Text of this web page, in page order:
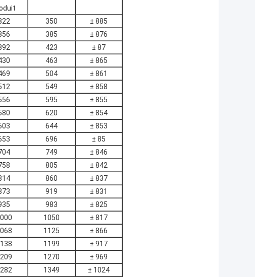
350
± 885
385
± 876
423
± 87
463
± 865
504
± 861
549
± 858
595
± 855
620
± 854
644
± 853
696
± 85
749
± 846
805
± 842
860
± 837
919
± 831
983
± 825
1050
± 817
1125
± 866
1199
± 917
1270
± 969
1349 ± 1024